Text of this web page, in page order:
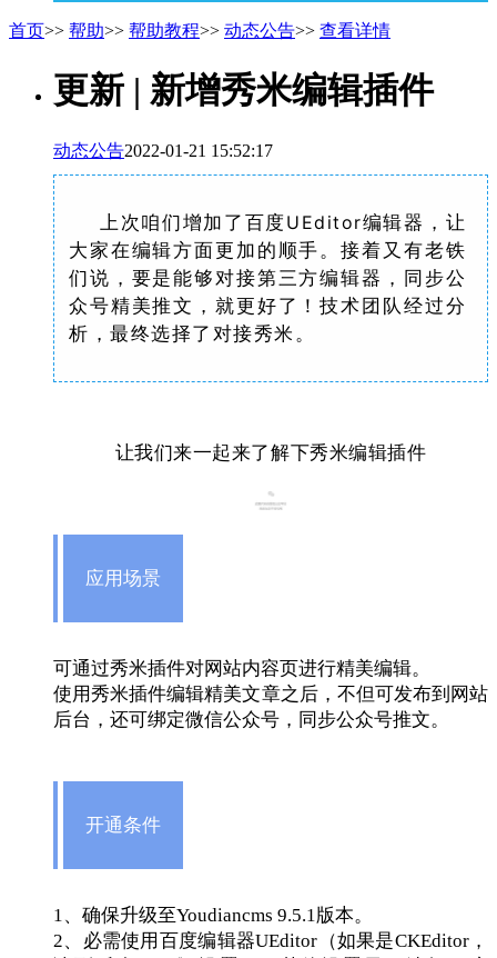
首页>> 帮助>> 帮助教程>> 动态公告>> 查看详情
更新 | 新增秀米编辑插件
动态公告2022-01-21 15:52:17
上次咱们增加了百度UEditor编辑器，让
大家在编辑方面更加的顺手。接着又有老铁
们说，要是能够对接第三方编辑器，同步公
众号精美推文，就更好了！技术团队经过分
析，最终选择了对接秀米。
让我们来一起来了解下秀米编辑插件
应用场景
可通过秀米插件对网站内容页进行精美编辑。
使用秀米插件编辑精美文章之后，不但可发布到网站
后台，还可绑定微信公众号，同步公众号推文。
开通条件
1、确保升级至Youdiancms 9.5.1版本。
2、必需使用百度编辑器UEditor（如果是CKEditor，